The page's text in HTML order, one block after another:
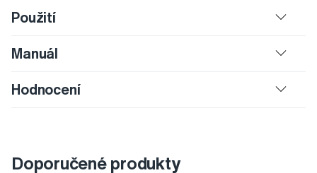
Použití
Manuál
Hodnocení
Doporučené produkty